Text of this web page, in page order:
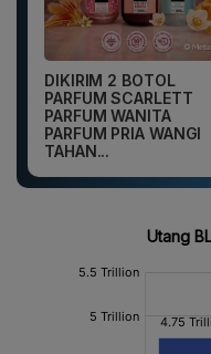
DIKIRIM 2 BOTOL
PARFUM SCARLETT
PARFUM WANITA
PARFUM PRIA WANGI
TAHAN...